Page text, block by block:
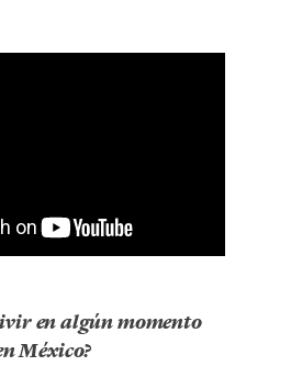
en algún momento
México?